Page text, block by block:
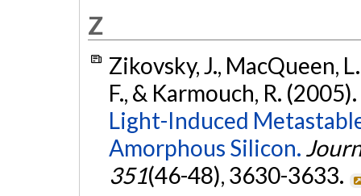
Z
Zikovsky, J., MacQueen,
F., & Karmouch, R. (2005).
Light-Induced
Amorphous Silicon.
351(46-48), 3630-3633.